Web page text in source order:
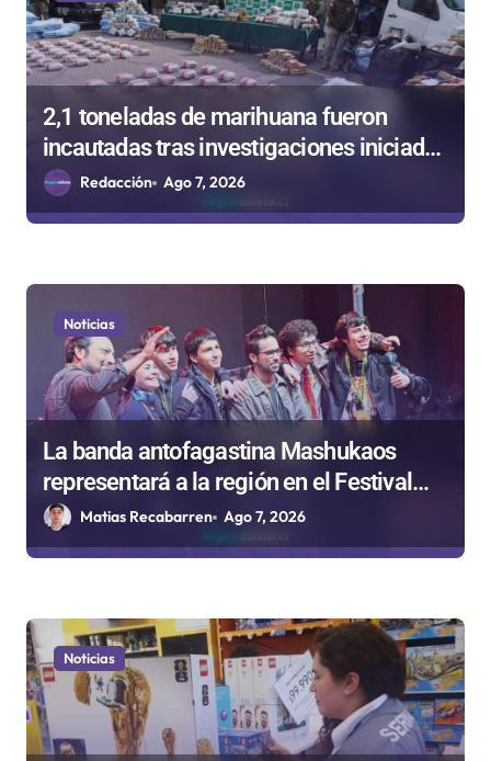
t
r
d
s
2,1 toneladas de marihuana fueron
incautadas tras investigaciones iniciadas
en Antofagasta
Redacción Ago 7, 2026
Noticias
La banda antofagastina Mashukaos
representará a la región en el Festival
Rockódromo de Valparaíso
Matias Recabarren Ago 7, 2026
Noticias